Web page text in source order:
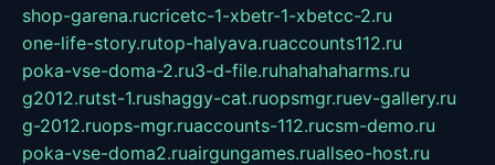
shop-garena.rucricetc-1-xbetr-1-xbetcc-2.ru
one-life-story.rutop-halyava.ruaccounts112.ru
poka-vse-doma-2.ru3-d-file.ruhahahaharms.ru
g2012.rutst-1.rushaggy-cat.ruopsmgr.ruev-gallery.ru
g-2012.ruops-mgr.ruaccounts-112.rucsm-demo.ru
poka-vse-doma2.ruairgungames.ruallseo-host.ru